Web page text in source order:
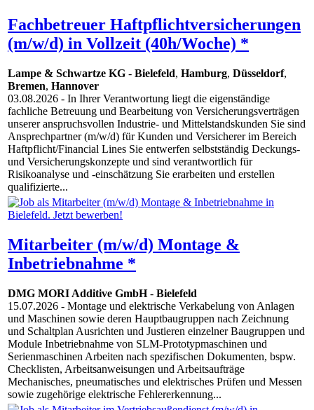
Fachbetreuer Haftpflichtversicherungen
(m/w/d) in Vollzeit (40h/Woche) *
Lampe & Schwartze KG - Bielefeld, Hamburg, Düsseldorf,
Bremen, Hannover
03.08.2026 - In Ihrer Verantwortung liegt die eigenständige
fachliche Betreuung und Bearbeitung von Versicherungsverträgen
unserer anspruchsvollen Industrie- und Mittelstandskunden Sie sind
Ansprechpartner (m/w/d) für Kunden und Versicherer im Bereich
Haftpflicht/Financial Lines Sie entwerfen selbstständig Deckungs-
und Versicherungskonzepte und sind verantwortlich für
Risikoanalyse und -einschätzung Sie erarbeiten und erstellen
qualifizierte...
Mitarbeiter (m/w/d) Montage &
Inbetriebnahme *
DMG MORI Additive GmbH- Bielefeld
15.07.2026 - Montage und elektrische Verkabelung von Anlagen
und Maschinen sowie deren Hauptbaugruppen nach Zeichnung
und Schaltplan Ausrichten und Justieren einzelner Baugruppen und
Module Inbetriebnahme von SLM-Prototypmaschinen und
Serienmaschinen Arbeiten nach spezifischen Dokumenten, bspw.
Checklisten, Arbeitsanweisungen und Arbeitsaufträge
Mechanisches, pneumatisches und elektrisches Prüfen und Messen
sowie zugehörige elektrische Fehlererkennung...